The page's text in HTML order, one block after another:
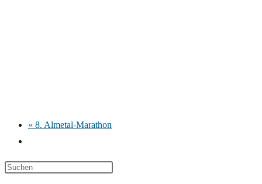
« 8. Almetal-Marathon